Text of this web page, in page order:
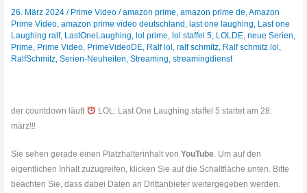
26. März 2024/ Prime Video /amazon prime,amazon prime de,Amazon
Prime Video,amazon prime video deutschland,last one laughing, Last one
Laughing ralf, LastOneLaughing,lol prime,lol staffel 5, LOLDE,neue Serien,
Prime, Prime Video, PrimeVideoDE, Ralf lol,ralf schmitz, Ralf schmitz lol,
RalfSchmitz,Serien-Neuheiten,Streaming,streamingdienst
der countdown läuft
LOL: Last One Laughing staffel 5 startet am 28.
märz!!!
Sie sehen gerade einen Platzhalterinhalt vonYouTube . Um auf den
eigentlichen Inhalt zuzugreifen, klicken Sie auf die Schaltfläche unten. Bitte
beachten Sie, dass dabei Daten an Drittanbieter weitergegeben werden.